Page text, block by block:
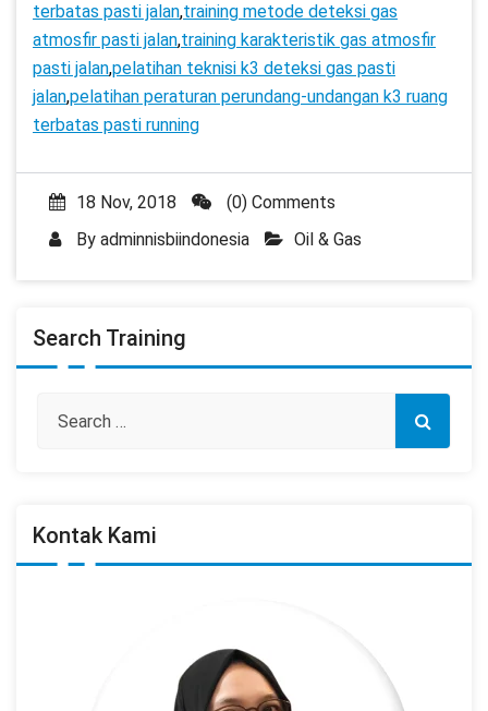
terbatas pasti jalan,training metode deteksi gas
atmosfir pasti jalan,training karakteristik gas atmosfir
pasti jalan,pelatihan teknisi k3 deteksi gas pasti
jalan,pelatihan peraturan perundang-undangan k3 ruang
terbatas pasti running
18 Nov, 2018
(0) Comments
By adminnisbiindonesia Oil & Gas
Search Training
Kontak Kami